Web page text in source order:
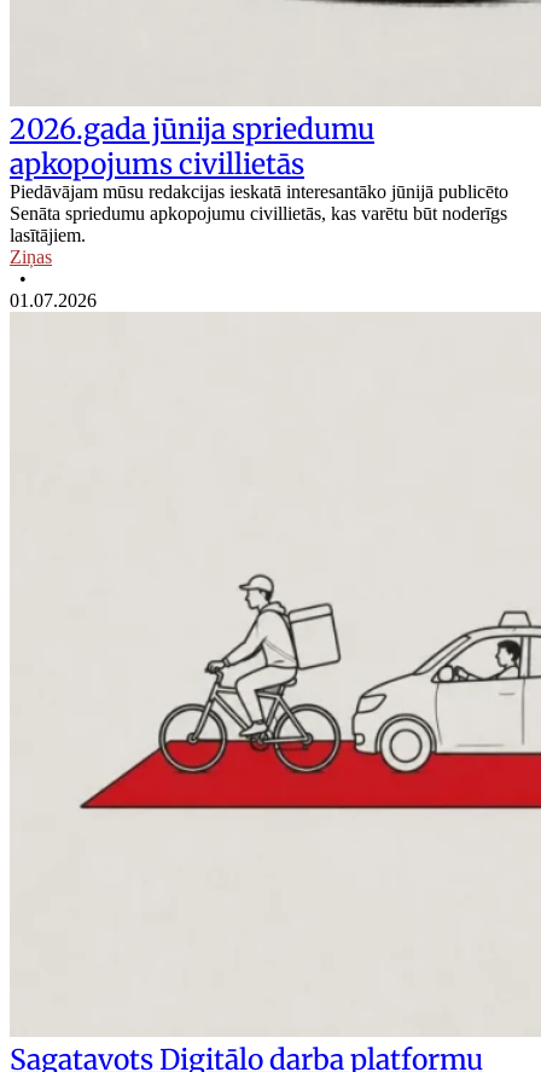
2026.gada jūnija spriedumu
apkopojums civillietās
Piedāvājam mūsu redakcijas ieskatā interesantāko jūnijā publicēto
Senāta spriedumu apkopojumu civillietās, kas varētu būt noderīgs
lasītājiem.
Ziņas
•
01.07.2026
Sagatavots Digitālo darba platformu